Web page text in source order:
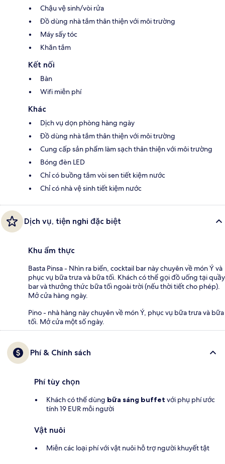
Chậu vệ sinh/vòi rửa
Đồ dùng nhà tắm thân thiện với môi trường
Máy sấy tóc
Khăn tắm
Kết nối
Bàn
Wifi miễn phí
Khác
Dịch vụ dọn phòng hàng ngày
Đồ dùng nhà tắm thân thiện với môi trường
Cung cấp sản phẩm làm sạch thân thiện với môi trường
Bóng đèn LED
Chỉ có buồng tắm vòi sen tiết kiệm nước
Chỉ có nhà vệ sinh tiết kiệm nước
Dịch vụ, tiện nghi đặc biệt
Khu ẩm thực
Basta Pinsa - Nhìn ra biển, cocktail bar này chuyên về món Ý và
phục vụ bữa trưa và bữa tối. Khách có thể gọi đồ uống tại quầy
bar và thưởng thức bữa tối ngoài trời (nếu thời tiết cho phép).
Mở cửa hàng ngày.
Pino - nhà hàng này chuyên về món Ý, phục vụ bữa trưa và bữa
tối. Mở cửa một số ngày.
Phí & Chính sách
Phí tùy chọn
Khách có thể dùng bữa sáng buffet với phụ phí ước
tính 19 EUR mỗi người
Vật nuôi
Miễn các loại phí với vật nuôi hỗ trợ người khuyết tật